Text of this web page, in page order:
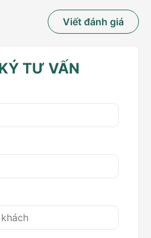
bao hoạt dịch... Hậu quả làm
Viết đánh giá
TƯ VẤN